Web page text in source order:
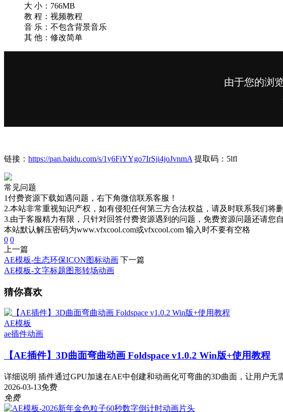
大 小：766MB
教 程：视频教程
音 乐：不包含背景音乐
其 他：修改简单
链接： https://pan.baidu.com/s/1y6FiYYgo7IrSji4joJvnmA 提取码：5lfl
常见问题
1付费资源下载如遇问题，右下角微信联系客服！
2.本站非常重视知识产权，如有侵犯任何第三方合法权益，请及时联系我们将
3.由于客服精力有限，只针对回答付费资源遇到的问题，免费资源问题还请您
本站默认解压密码为www.vfxcool.com或vfxcool.com 输入时不要有空格
0 0
上一篇
AE模板-生态环保ICON图标动画 下一篇
AE模板-文字标题图形转场动画
猜你喜欢
AE模板
ae插件动画
【AE插件】3D曲面弯曲动画 Foldspace v1.0.2 Win版+使用教程
详细说明 插件通过GPU加速在AE中创建和动画化可弯曲的3D曲面，让用户无
2026-03-13免费
免费